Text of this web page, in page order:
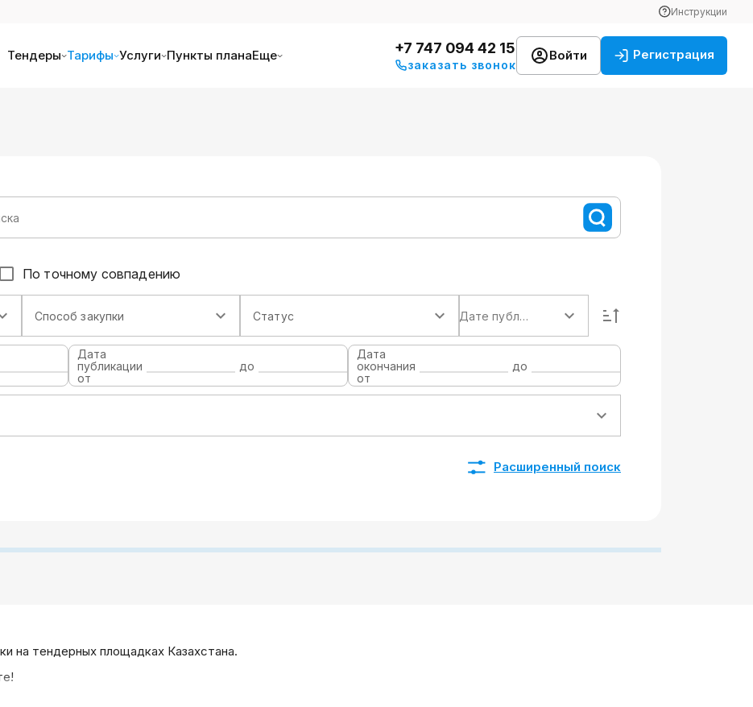
Инструкции
Тендеры Тарифы Услуги Пункты планаЕще +7 747 094 42 15
заказать звонок
Войти Регистрация
По точному совпадению
Способ закупки Статус Дате публикации
Дата
публикации
от
до
Дата
окончания
от
до
Расширенный поиск
на тендерных площадках Казахстана.